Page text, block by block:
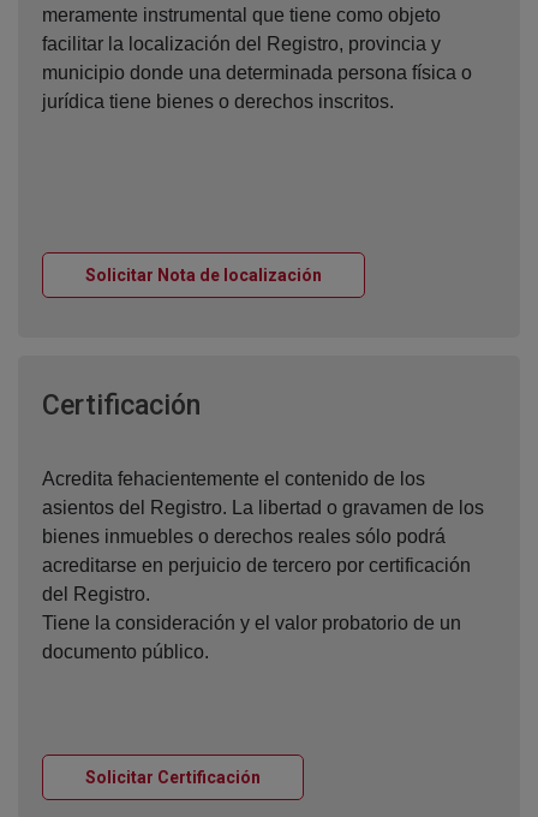
meramente instrumental que tiene como objeto
facilitar la localización del Registro, provincia y
municipio donde una determinada persona física o
jurídica tiene bienes o derechos inscritos.
Solicitar Nota de localización
Certificación
Acredita fehacientemente el contenido de los
asientos del Registro. La libertad o gravamen de los
bienes inmuebles o derechos reales sólo podrá
acreditarse en perjuicio de tercero por certificación
del Registro.
Tiene la consideración y el valor probatorio de un
documento público.
Solicitar Certificación